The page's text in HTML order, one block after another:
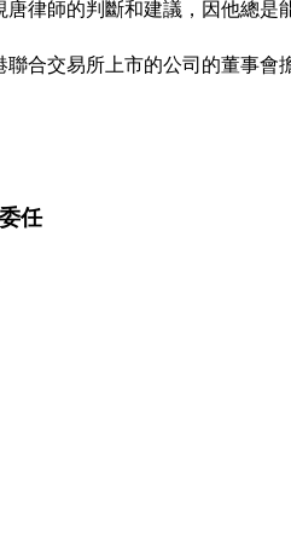
唐律師的判斷和建議，因他總是
聯合交易所上市的公司的董事會
任